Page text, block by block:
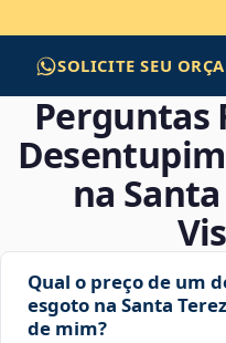
SOLICITE SEU
Perguntas
na
Qual o preço de um
esgoto na Santa
de mim?